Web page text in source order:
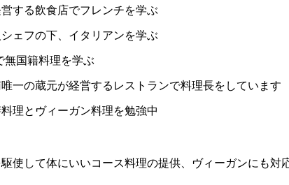
する飲食店でフレンチを学ぶ
ェフの下、イタリアンを学ぶ
国籍料理を学ぶ
一の蔵元が経営するレストランで料理長をしています
理とヴィーガン料理を勉強中
使して体にいいコース料理の提供、ヴィーガンにも対